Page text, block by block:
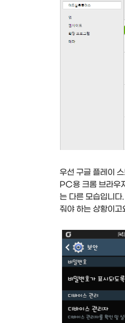
우선 구글 플레이
PC용 크롬 브라우
는 다른 모습입니다
줘야 하는 상황이고